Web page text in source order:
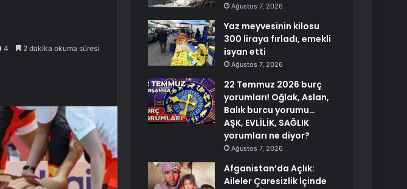
4 2 dakika okuma süresi
Ağustos 7, 2026
Yaz meyvesinin kilosu
300 liraya fırladı, emekli
isyan etti
Ağustos 7, 2026
22 Temmuz 2026 burç
yorumları! Oğlak, Aslan,
Balık burcu yorumu…
AŞK, EVLİLİK, SAĞLIK
yorumları ne diyor?
Ağustos 7, 2026
Afganistan’da Açlık:
Aileler Çaresizlik İçinde